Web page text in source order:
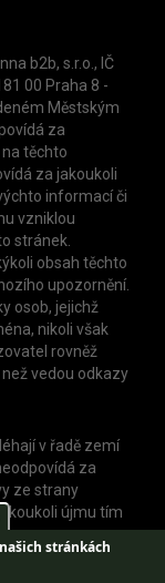
stránkách
b2b, s.r.o., IČ
00 Praha 8 -
Městským
za
těchto
za jakoukoli
informací či
vzniklou
stránek.
obsah těchto
upozornění.
osob, jejichž
nikoli však
rovněž
vedou odkazy
v řadě zemí
za
ze strany
újmu tím